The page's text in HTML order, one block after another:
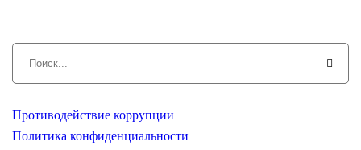
Противодействие коррупции
Политика конфиденциальности